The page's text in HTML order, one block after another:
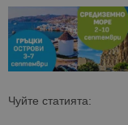
Чуйте статията: